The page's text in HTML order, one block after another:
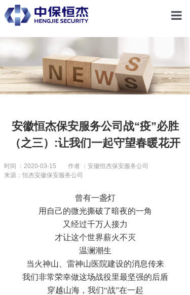
关
安徽恒杰保安服务公司战“疫”必胜
（之三）:让我们一起守望春暖花开
时间 ：2020-03-15
作者 ：安徽恒杰保安服务公司
来源：恒杰安徽保安服务公司
曾有一盏灯
用自己的微光撕破了暗夜的一角
又经过千万人接力
才让这个世界薪火不灭
温澜潮生
当火神山、雷神山医院建设的消息传来
我们非常荣幸做这场战役里最坚强的后盾
穿越山海，我们“战”在一起